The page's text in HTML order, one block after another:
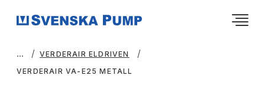
VERDERAIR ELDRIVEN
VERDERAIR VA-E25 METALL